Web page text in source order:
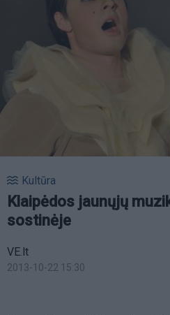
Kultūra
Klaipėdos jaunųjų
sostinėje
VE.lt
2013-10-22 15:30